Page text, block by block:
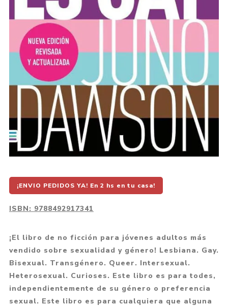
¡ENVIO PEDIDOS YA! En 2 hs en tu casa!
ISBN: 9788492917341
¡El libro de no ficción para jóvenes adultos más
vendido sobre sexualidad y género! Lesbiana. Gay.
Bisexual. Transgénero. Queer. Intersexual.
Heterosexual. Curioses. Este libro es para todes,
independientemente de su género o preferencia
sexual. Este libro es para cualquiera que alguna